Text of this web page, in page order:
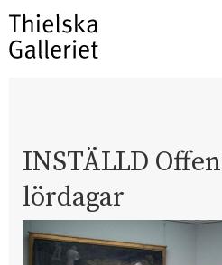
INSTÄLLD
lördagar